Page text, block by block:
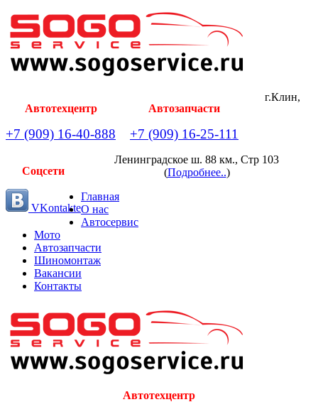
Автотехцентр
+7 (909) 16-40-888
Автозапчасти
+7 (909) 16-25-111
Соцсети
VKontakte
г.Клин,
Ленинградское ш. 88 км., Стр 103
(Подробнее..)
Главная
О нас
Автосервис
Мото
Автозапчасти
Шиномонтаж
Вакансии
Контакты
Автотехцентр